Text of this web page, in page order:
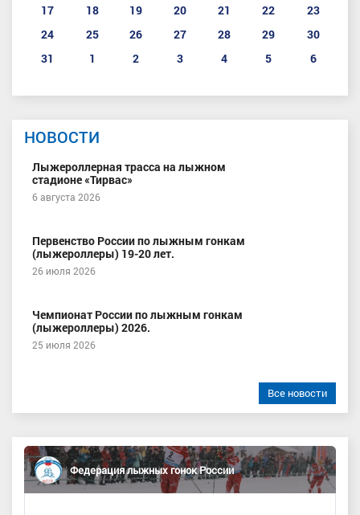
17
18 19 20 21 22
23
24
25 26 27 28 29
30
31
1 2 3 4 5 6
НОВОСТИ
Лыжероллерная трасса на лыжном
стадионе «Тирвас»
6 августа 2026
Первенство России по лыжным гонкам
(лыжероллеры) 19-20 лет.
26 июля 2026
Чемпионат России по лыжным гонкам
(лыжероллеры) 2026.
25 июля 2026
Все новости
Федерация лыжных гонок России